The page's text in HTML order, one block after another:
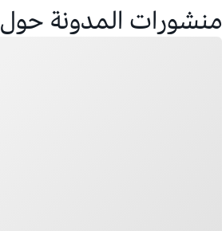
منشورات المدونة